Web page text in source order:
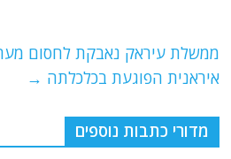
kממשלת עיראק נאבקת לחסום
איראנית הפוגעת בכלכלתה →
מדורי כתבות נוספים